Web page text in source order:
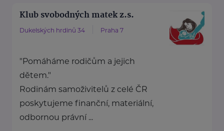
Klub svobodných matek z.s.
Dukelských hrdinů 34 Praha 7
"Pomáháme rodičům a jejich
dětem."
Rodinám samoživitelů z celé ČR
poskytujeme finanční, materiální,
odbornou právní ...